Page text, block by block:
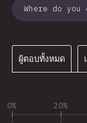
Where do
ผู้ตอบทั้งหมด
0% 20%